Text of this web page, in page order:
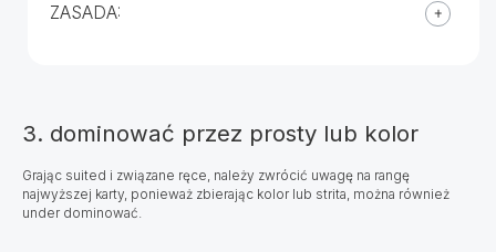
ZASADA:
3. dominować przez prosty lub kolor
Grając suited i związane ręce, należy zwrócić uwagę na rangę
najwyższej karty, ponieważ zbierając kolor lub strita, można również
under dominować.